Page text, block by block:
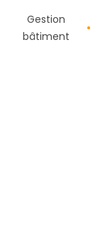
Gestion
bâtiment